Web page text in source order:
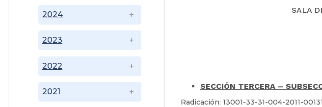
2021
2022
2023
2024
SALA
SECCIÓN TERCERA –
Radicación: 13001-33-31-004-2011-